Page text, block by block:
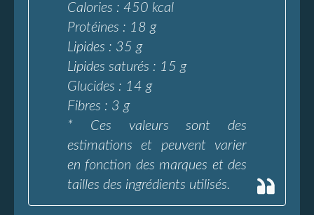
Calories : 450 kcal
Protéines : 18 g
Lipides : 35 g
Lipides saturés : 15 g
Glucides : 14 g
Fibres : 3 g
* Ces valeurs sont des
estimations et peuvent varier
en fonction des marques et des
tailles des ingrédients utilisés.